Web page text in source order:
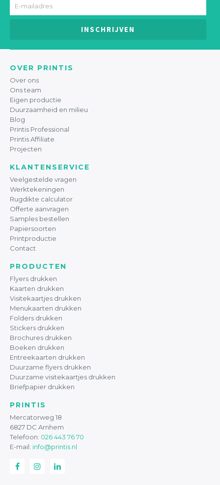
INSCHRIJVEN
OVER PRINTIS
Over ons
Ons team
Eigen productie
Duurzaamheid en milieu
Blog
Printis Professional
Printis Affiliate
Projecten
KLANTENSERVICE
Veelgestelde vragen
Werktekeningen
Rugdikte calculator
Offerte aanvragen
Samples bestellen
Papiersoorten
Printproductie
Contact
PRODUCTEN
Flyers drukken
Kaarten drukken
Visitekaartjes drukken
Menukaarten drukken
Folders drukken
Stickers drukken
Brochures drukken
Boeken drukken
Entreekaarten drukken
Duurzame flyers drukken
Duurzame visitekaartjes drukken
Briefpapier drukken
PRINTIS
Mercatorweg 18
6827 DC Arnhem
Telefoon: 026 443 76 70
E-mail: info@printis.nl